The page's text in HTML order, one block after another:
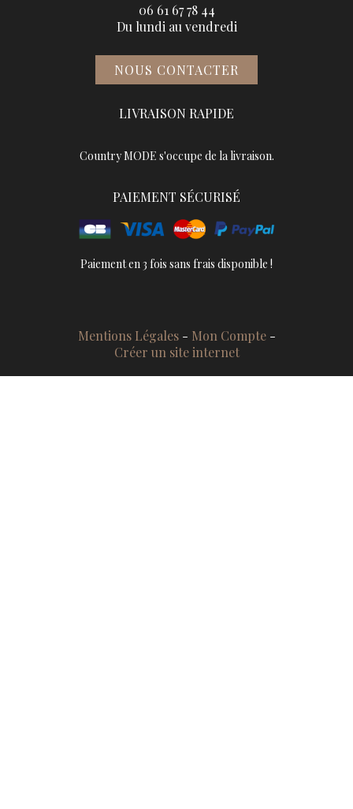
06 61 67 78 44
Du lundi au vendredi
NOUS CONTACTER
LIVRAISON RAPIDE
Country MODE s'occupe de la livraison.
PAIEMENT SÉCURISÉ
Paiement en 3 fois sans frais disponible !
Mentions Légales
Mon Compte
Créer un site internet